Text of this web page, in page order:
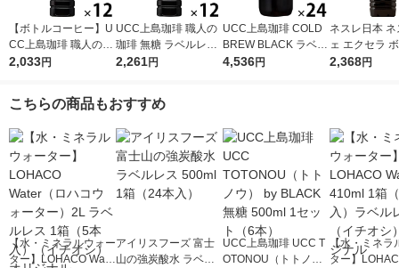
【ボトルコーヒー】U
CC上島珈琲 職人の珈
琲 無糖 900ml 1箱（1
2,033円
UCC上島珈琲 職人の
珈琲 無糖 ラベルレス
ボトル 900ml 1箱（1
2,261円
UCC上島珈琲 COLD
BREW BLACK ラベル
レスボトル 500ml 1箱
4,536円
ネスレ日本
ェ エクセラ
ーヒー 900ml
2,368円
こちらの商品もおすすめ
【水・ミネラルウォー
ター】LOHACO Wate
アイリスフーズ 富士
山の強炭酸水 ラベル
UCC上島珈琲 UCC T
OTONOU（トトノ
【水・ミネラ
ター】